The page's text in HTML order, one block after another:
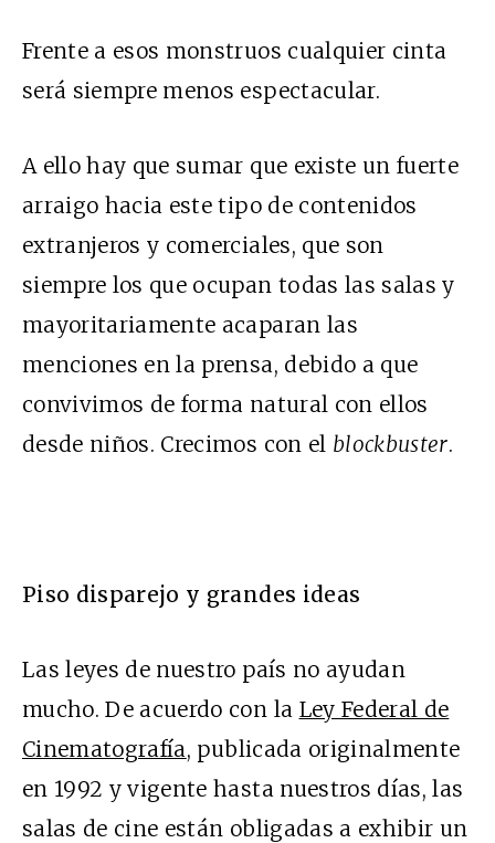
Frente a esos monstruos cualquier cinta
será siempre menos espectacular.
A ello hay que sumar que existe un fuerte
arraigo hacia este tipo de contenidos
extranjeros y comerciales, que son
siempre los que ocupan todas las salas y
mayoritariamente acaparan las
menciones en la prensa, debido a que
convivimos de forma natural con ellos
desde niños. Crecimos con el blockbuster.
Piso disparejo y grandes ideas
Las leyes de nuestro país no ayudan
mucho. De acuerdo con la Ley Federal de
Cinematografía, publicada originalmente
en 1992 y vigente hasta nuestros días, las
salas de cine están obligadas a exhibir un